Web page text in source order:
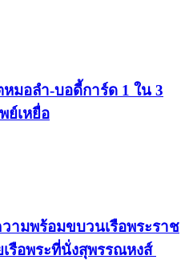
มอลำ-บอดี้การ์ด 1 ใน 3
ย์เหยื่อ
ามพร้อมขบวนเรือพระราช
รือพระที่นั่งสุพรรณหงส์